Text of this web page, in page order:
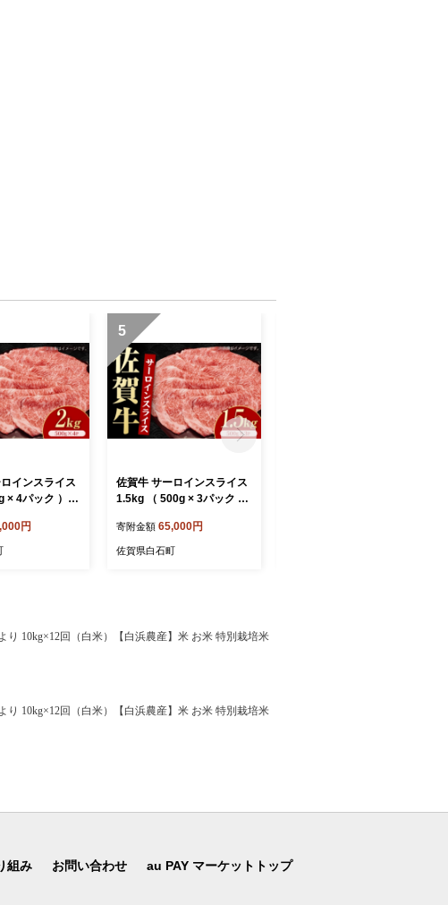
インスライス
× 4パック ）
円
5
佐賀牛 サーロインスライス
1.5kg （ 500g × 3パック ）
寄附金額 65,000円
佐賀県白石町
り 10kg×12回（白米）【白浜農産】米 お米 特別栽培米
り 10kg×12回（白米）【白浜農産】米 お米 特別栽培米
組み お問い合わせ au PAY マーケットトップ